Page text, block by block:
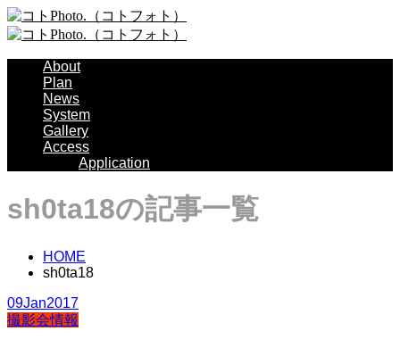
About
Plan
News
System
Gallery
Access
Application
sh0ta18の記事一覧
HOME
sh0ta18
09Jan2017
撮影会情報